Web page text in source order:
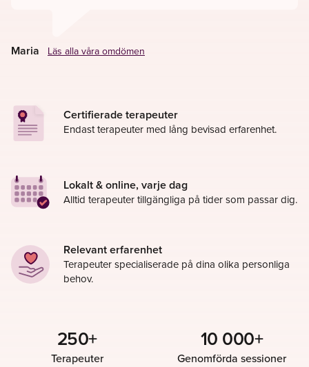
Maria Läs alla våra omdömen
Certifierade terapeuter
Endast terapeuter med lång bevisad erfarenhet.
Lokalt & online, varje dag
Alltid terapeuter tillgängliga på tider som passar dig.
Relevant erfarenhet
Terapeuter specialiserade på dina olika personliga
behov.
250+
Terapeuter
10 000+
Genomförda sessioner